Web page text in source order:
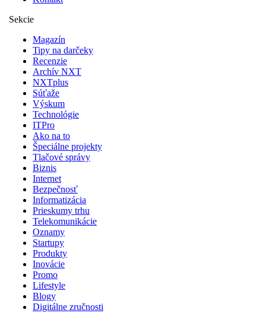
Sekcie
Magazín
Tipy na darčeky
Recenzie
Archív NXT
NXTplus
Súťaže
Výskum
Technológie
ITPro
Ako na to
Špeciálne projekty
Tlačové správy
Biznis
Internet
Bezpečnosť
Informatizácia
Prieskumy trhu
Telekomunikácie
Oznamy
Startupy
Produkty
Inovácie
Promo
Lifestyle
Blogy
Digitálne zručnosti